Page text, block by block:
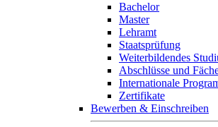
Bachelor
Master
Lehramt
Staatsprüfung
Weiterbildendes
Abschlüsse und
Internationale
Zertifikate
Bewerben & Einschreiben